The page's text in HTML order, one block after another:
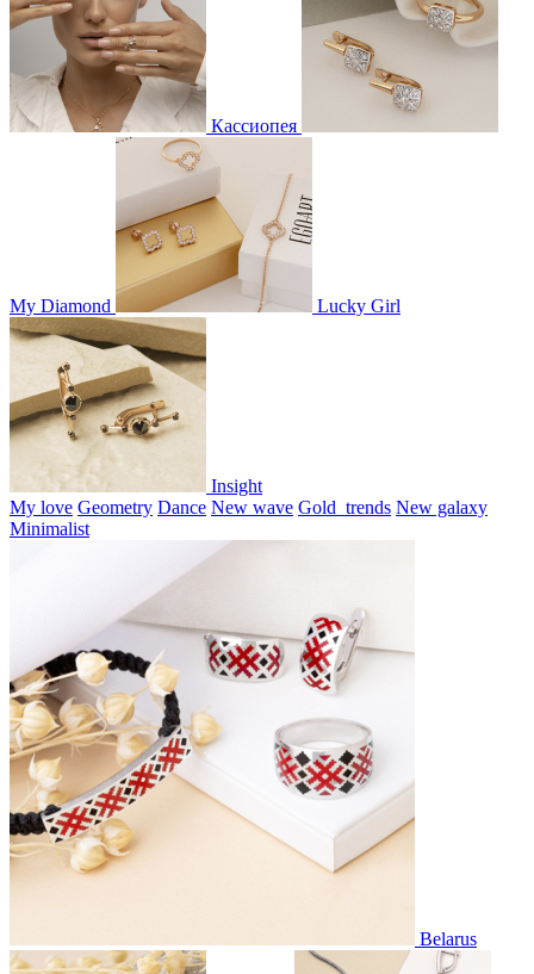
Кассиопея
My Diamond Lucky Girl
Insight
My love Geometry Dance New wave Gold_trends New galaxy
Minimalist
Belarus